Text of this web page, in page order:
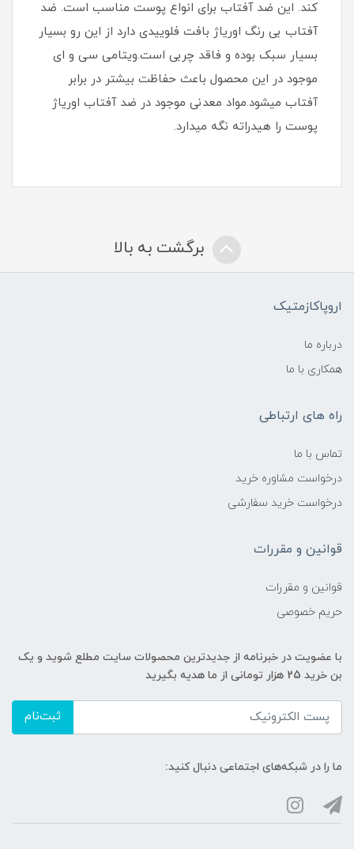
کند. این ضد آفتاب برای انواع پوست مناسب است. ضد
آفتاب بی رنگ اوریاژ بافت فلوییدی دارد از این رو بسیار
بسیار سبک بوده و فاقد چربی است.ویتامی سی و ای
موجود در این محصول باعث حفاظت بیشتر در برابر
آفتاب میشود.مواد معدنی موجود در ضد آفتاب اوریاژ
پوست را هیدراته نگه میدارد.
برگشت به بالا
اروپاکازمتیک
درباره ما
همکاری با ما
راه های ارتباطی
تماس با ما
درخواست مشاوره خرید
درخواست خرید سفارشی
قوانین و مقررات
قوانین و مقررات
حریم خصوصی
با عضویت در خبرنامه از جدیدترین محصولات سایت مطلع شوید و یک
بن خرید 25 هزار تومانی از ما هدیه بگیرید
ثبت‌نام
ما را در شبکه‌های اجتماعی دنبال کنید: